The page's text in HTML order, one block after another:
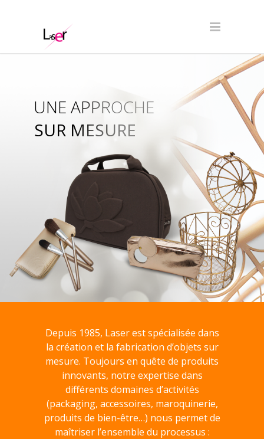
SUR MESURE
UNE APPROCHE
Depuis 1985, Laser est spécialisée dans
la création et la fabrication d’objets sur
mesure. Toujours en quête de produits
innovants, notre expertise dans
différents domaines d’activités
(packaging, accessoires, maroquinerie,
produits de bien-être…) nous permet de
maîtriser l’ensemble du processus :